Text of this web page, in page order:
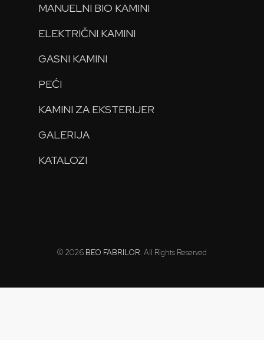
MANUELNI BIO KAMINI
ELEKTRIČNI KAMINI
GASNI KAMINI
PEĆI
KAMINI ZA EKSTERIJER
GALERIJA
KATALOZI
© 2026 BEO FABRILOR. All Rights Reserved